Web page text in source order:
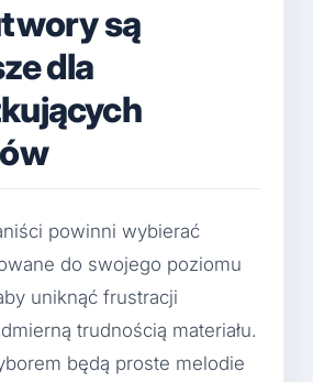
są
dla
powinni wybierać
do swojego poziomu
uniknąć frustracji
trudnością materiału.
będą proste melodie